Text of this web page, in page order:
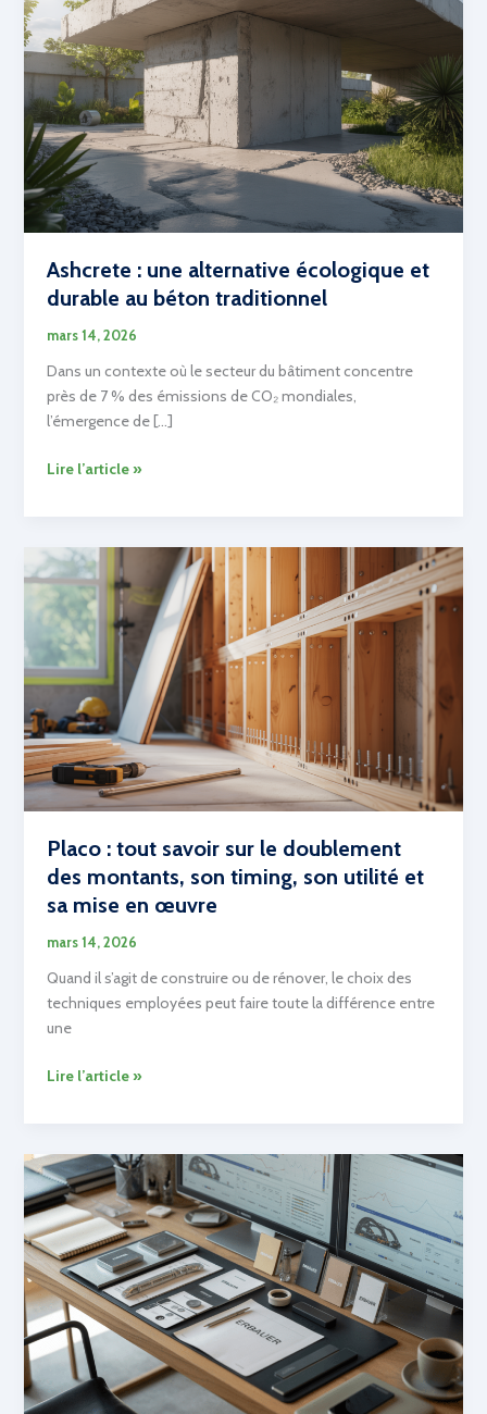
Ashcrete : une alternative écologique et
durable au béton traditionnel
mars 14, 2026
Dans un contexte où le secteur du bâtiment concentre
près de 7 % des émissions de CO₂ mondiales,
l’émergence de […]
Ashcrete
alternative
écologique
et
durable
au
béton
traditionnel
Lire l’article »
Placo : tout savoir sur le doublement
des montants, son timing, son utilité et
sa mise en œuvre
mars 14, 2026
Quand il s’agit de construire ou de rénover, le choix des
techniques employées peut faire toute la différence entre
une
Placo
savoir
sur
le
doublement
des
montants,
son
timing,
son
utilité
et
Lire l’article »